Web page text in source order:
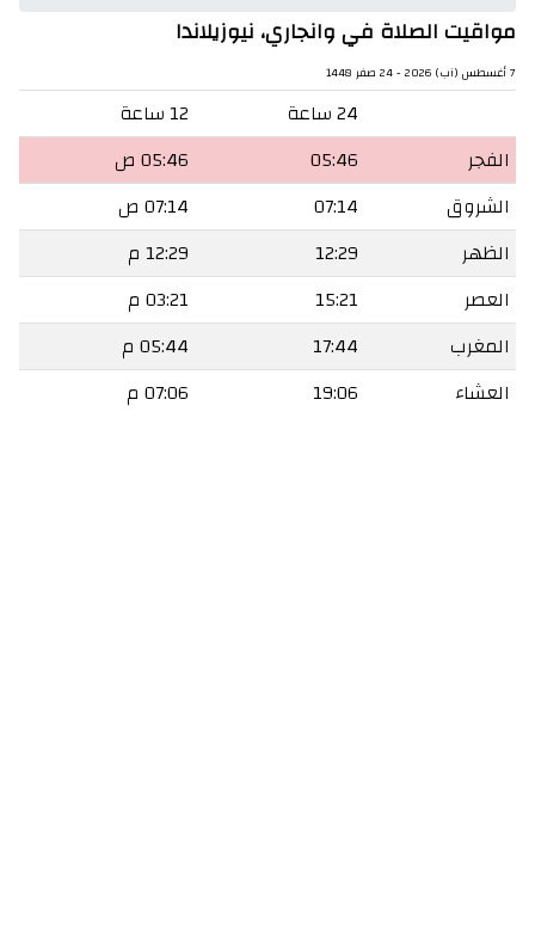
مواقيت الصلاة في وانجاري، نيوزيلاندا
7 أغسطس (آب) 2026 - 24 صفر 1448
24 ساعة
12 ساعة
الفجر
05:46
05:46 ص
الشروق
07:14
07:14 ص
الظهر
12:29
12:29 م
العصر
15:21
03:21 م
المغرب
17:44
05:44 م
العشاء
19:06 07:06 م